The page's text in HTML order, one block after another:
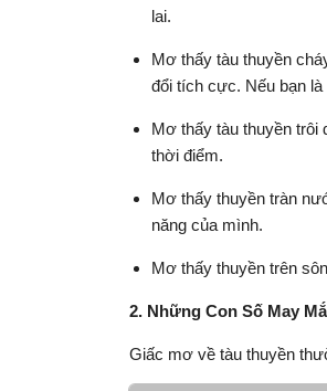
lai.
Mơ thấy tàu thuyền
đổi tích cực. Nếu bạn
Mơ thấy tàu thuyền trôi
thời điểm.
Mơ thấy thuyền tràn
năng của mình.
Mơ thấy thuyền trên
2. Những Con Số May
Giấc mơ về tàu thuyền